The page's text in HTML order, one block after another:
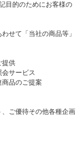
目的のためにお客様の
せて「当社の商品等」
提供
サービス
品のご提案
ご優待その他各種企画